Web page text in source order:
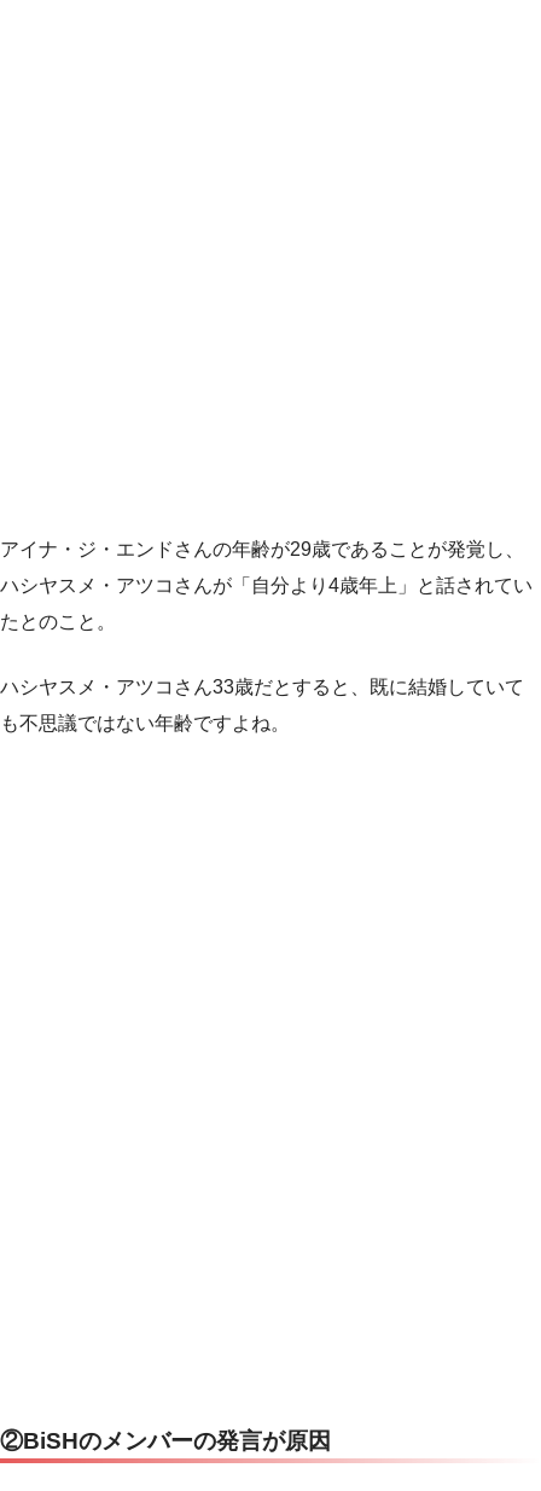
アイナ・ジ・エンドさんの年齢が29歳であることが発覚し、
ハシヤスメ・アツコさんが「自分より4歳年上」と話されてい
たとのこと。
ハシヤスメ・アツコさん33歳だとすると、既に結婚していて
も不思議ではない年齢ですよね。
②BiSHのメンバーの発言が原因